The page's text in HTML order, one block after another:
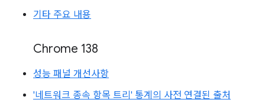
기타 주요 내용
Chrome 138
성능 패널 개선사항
'네트워크 종속 항목 트리' 통계의 사전 연결된 출처